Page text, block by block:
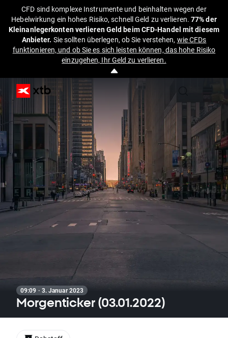
CFD sind komplexe Instrumente und beinhalten wegen der
Hebelwirkung ein hohes Risiko, schnell Geld zu verlieren.77% der
Kleinanlegerkonten verlieren Geld beim CFD-Handel mit diesem
Anbieter. Sie sollten überlegen, ob Sie verstehen, wie CFDs
funktionieren, und ob Sie es sich leisten können, das hohe Risiko
einzugehen, Ihr Geld zu verlieren.
09:09 · 3. Januar 2023
Morgenticker (03.01.2022)